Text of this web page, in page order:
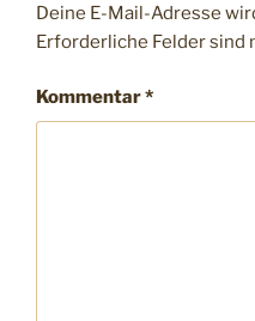
Deine E-Mail-Adresse
Erforderliche Felder sind
Kommentar*